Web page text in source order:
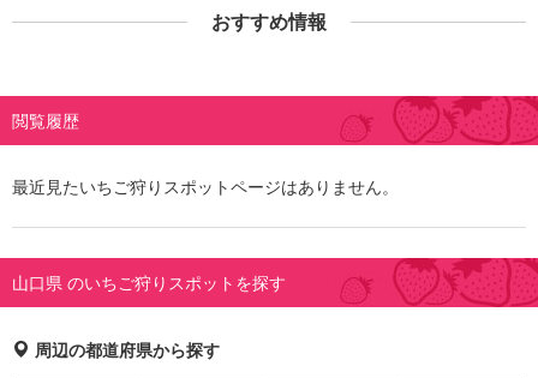
おすすめ情報
閲覧履歴
最近見たいちご狩りスポットページはありません。
山口県 のいちご狩りスポットを探す
周辺の都道府県から探す